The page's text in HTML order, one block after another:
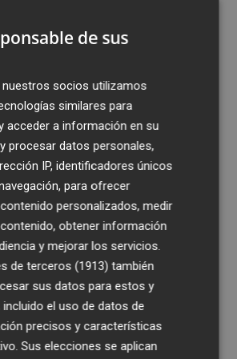
Ferran Torres
llevaron a Paco Rabal de Águilas a la
documental recupera la voz y la mirada
la actualidad de
en tu correo
suscribirme
de sus
socios utilizamos
similares para
acceder a información en su
procesar datos personales,
IP, identificadores únicos
para ofrecer
personalizados, medir
obtener información
y mejorar los servicios.
de terceros (1913) también
sus datos para estos y
el uso de datos de
precisos y características
Sus elecciones se aplican